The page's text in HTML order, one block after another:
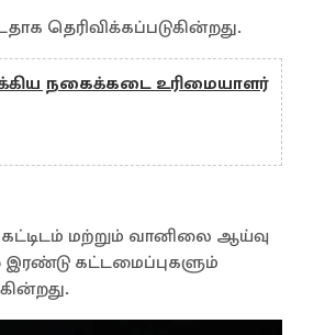
தெரிவிக்கப்படுகின்றது.
நகைக்கடை உரிமையாளர்
மற்றும் வானிலை ஆய்வு
கட்டமைப்புகளும்